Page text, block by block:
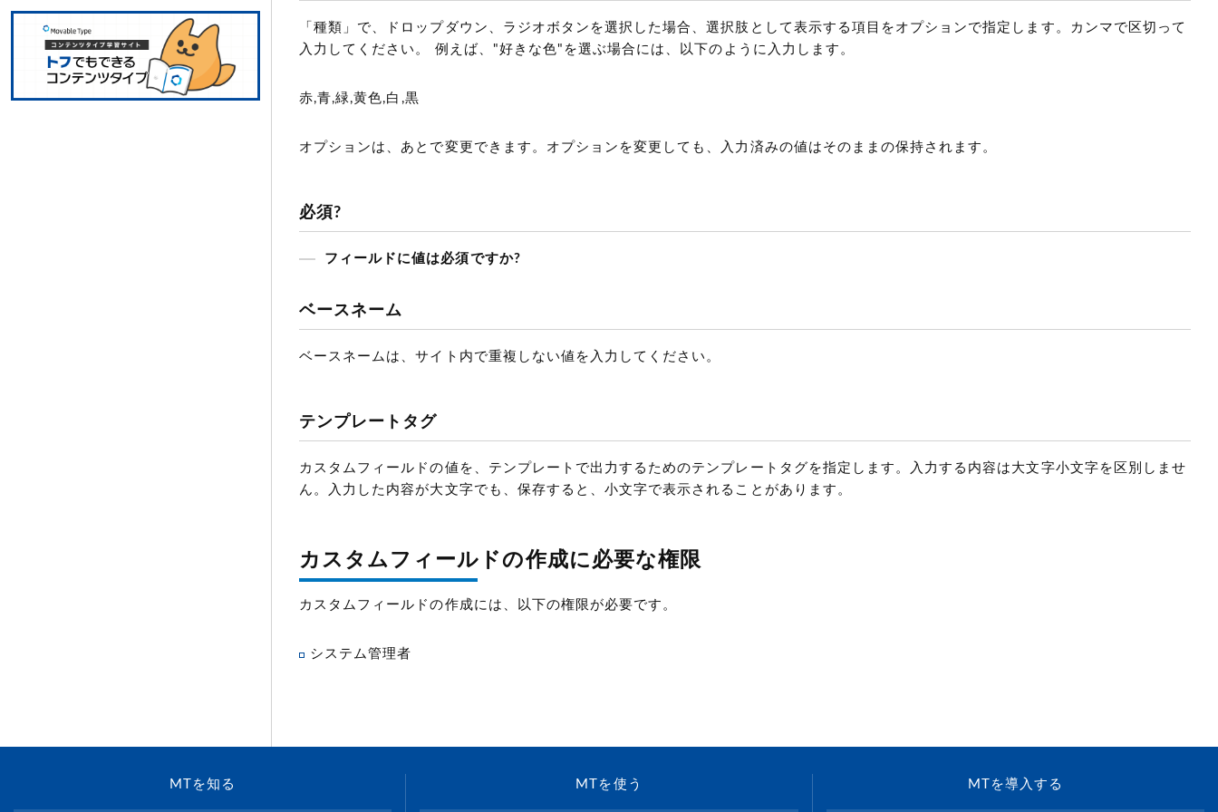
「種類」で、ドロップダウン、ラジオボタンを選択した場合、選択肢として表示する項目をオプションで指定します。カンマで区切って
入力してください。 例えば、"好きな色"を選ぶ場合には、以下のように入力します。
赤,青,緑,黄色,白,黒
オプションは、あとで変更できます。オプションを変更しても、入力済みの値はそのままの保持されます。
必須?
フィールドに値は必須ですか?
ベースネーム
ベースネームは、サイト内で重複しない値を入力してください。
テンプレートタグ
カスタムフィールドの値を、テンプレートで出力するためのテンプレートタグを指定します。入力する内容は大文字小文字を区別しませ
ん。入力した内容が大文字でも、保存すると、小文字で表示されることがあります。
カスタムフィールドの作成に必要な権限
カスタムフィールドの作成には、以下の権限が必要です。
システム管理者
MTを知る MTを使う MTを導入する